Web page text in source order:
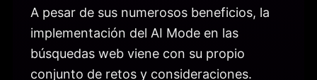
A pesar de sus numerosos beneficios, la
implementación del AI Mode en las
búsquedas web viene con su propio
conjunto de retos y consideraciones.